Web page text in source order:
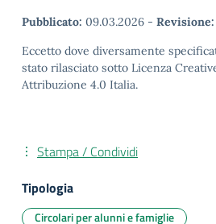
Pubblicato: 09.03.2026 - Revisione:
Eccetto dove diversamente
stato rilasciato sotto Licenza
Attribuzione 4.0 Italia.
Stampa / Condividi
Tipologia
Circolari per alunni e famiglie